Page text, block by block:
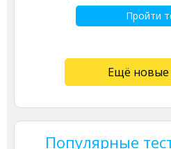
Пройти
Ещё новые
Популярные